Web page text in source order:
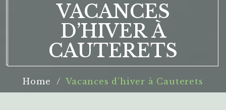
VACANCES
D’HIVER À
CAUTERETS
Home Vacances d’hiver à Cauterets